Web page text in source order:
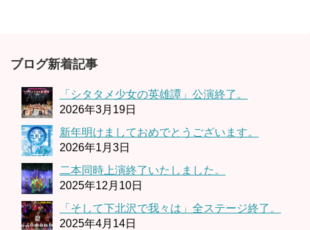
ブログ新着記事
「シタタメ少女の英雄譚」公演終了。
2026年3月19日
新年明けましておめでとうございます。
2026年1月3日
二本同時上演終了いたしました。
2025年12月10日
「そして下北沢で我々は」全ステージ終了。
2025年4月14日